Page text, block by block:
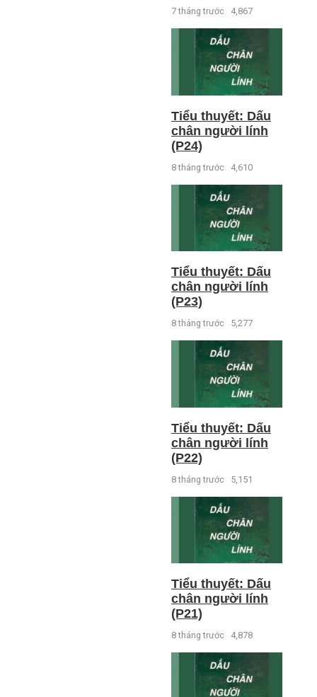
7 tháng trước 4,867
Tiểu thuyết: Dấu
chân người lính
(P24)
8 tháng trước 4,610
Tiểu thuyết: Dấu
chân người lính
(P23)
8 tháng trước 5,277
Tiểu thuyết: Dấu
chân người lính
(P22)
8 tháng trước 5,151
Tiểu thuyết: Dấu
chân người lính
(P21)
8 tháng trước 4,878